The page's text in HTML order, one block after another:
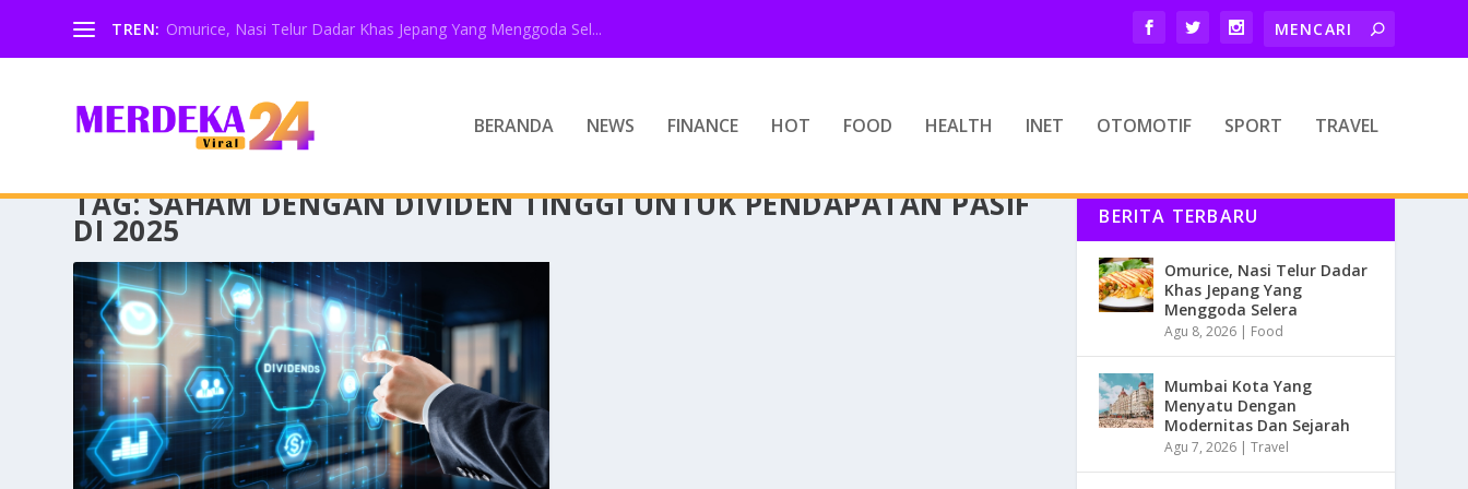
TREN: Omurice, Nasi Telur Dadar Khas Jepang Yang Menggoda Sel...
BERANDA NEWS FINANCE HOT FOOD HEALTH INET OTOMOTIF SPORT TRAVEL
TAG:SAHAM DENGAN DIVIDEN TINGGI UNTUK PENDAPATAN PASIF
DI 2025 BERITA TERBARU
Omurice, Nasi Telur Dadar
Khas Jepang Yang
Menggoda Selera
Agu 8, 2026 | Food
Mumbai Kota Yang
Menyatu Dengan
Modernitas Dan Sejarah
Agu 7, 2026 |Travel